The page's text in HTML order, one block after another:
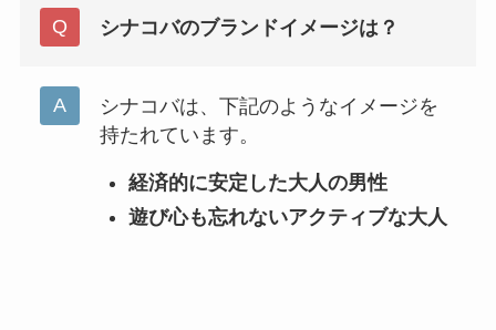
シナコバのブランドイメージは？
シナコバは、下記のようなイメージを
持たれています。
経済的に安定した大人の男性
遊び心も忘れないアクティブな大人